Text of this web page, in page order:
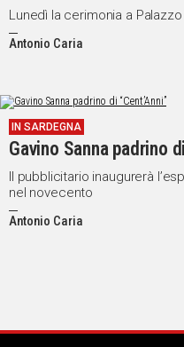
NEL
STORIE
VIDEO
Lunedì la cerimonia a
Antonio Caria
IN SARDEGNA
Gavino Sanna padrino
Il pubblicitario inaugurerà
nel novecento
Antonio Caria